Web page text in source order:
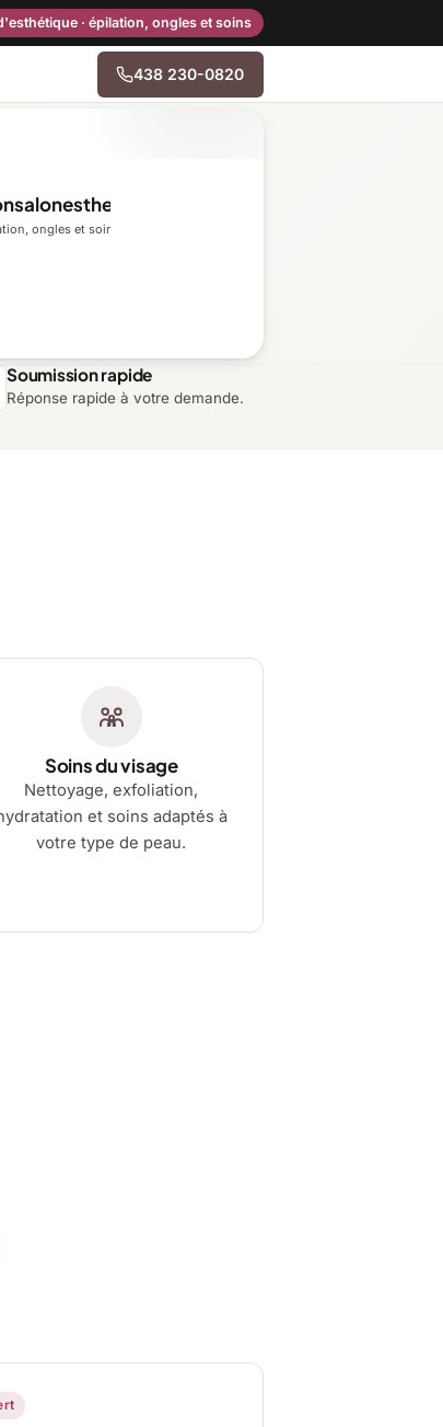
· épilation, ongles et soins
Centre-du-Québec
Mauricie
438 230-0820
ongles et soins du visage
Soumission rapide
Réponse rapide à votre demande.
Soins du visage
Nettoyage, exfoliation,
et soins adaptés à
votre type de peau.